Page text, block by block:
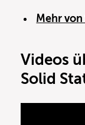
Mehr
Videos
Solid